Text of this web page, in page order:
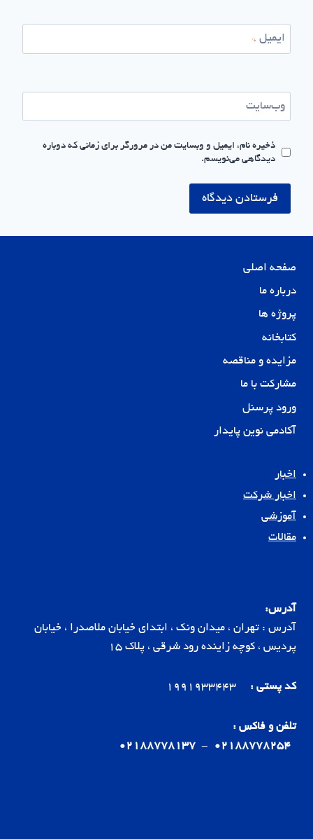
ایمیل *
وب‌سایت
ذخیره نام، ایمیل و وبسایت من در مرورگر برای زمانی که دوباره
دیدگاهی می‌نویسم.
صفحه اصلی
درباره ما
پروژه ها
کتابخانه
مزایده و مناقصه
مشارکت با ما
ورود پرسنل
آکادمی نوین پایدار
اخبار
اخبار شرکت
آموزشی
مقالات
آدرس:
آدرس : تهران ، میدان ونک ، ابتدای خیابان ملاصدرا ، خیابان
پردیس ، کوچه زاینده رود شرقی ، پلاک 15
کد پستی :
تلفن و فاکس :
02188778254
-
02188778137